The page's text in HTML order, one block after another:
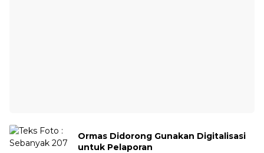
Ormas Didorong Gunakan Digitalisasi
untuk Pelaporan